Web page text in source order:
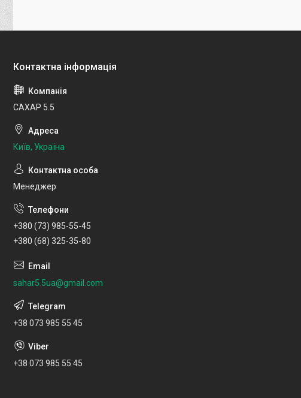
САХАР 5.5
Київ, Україна
Менеджер
+380 (73) 985-55-45
+380 (68) 325-35-80
sahar5.5ua@gmail.com
+38 073 985 55 45
+38 073 985 55 45